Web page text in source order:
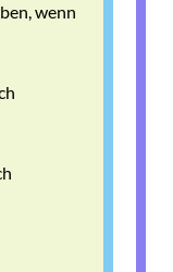
wenn